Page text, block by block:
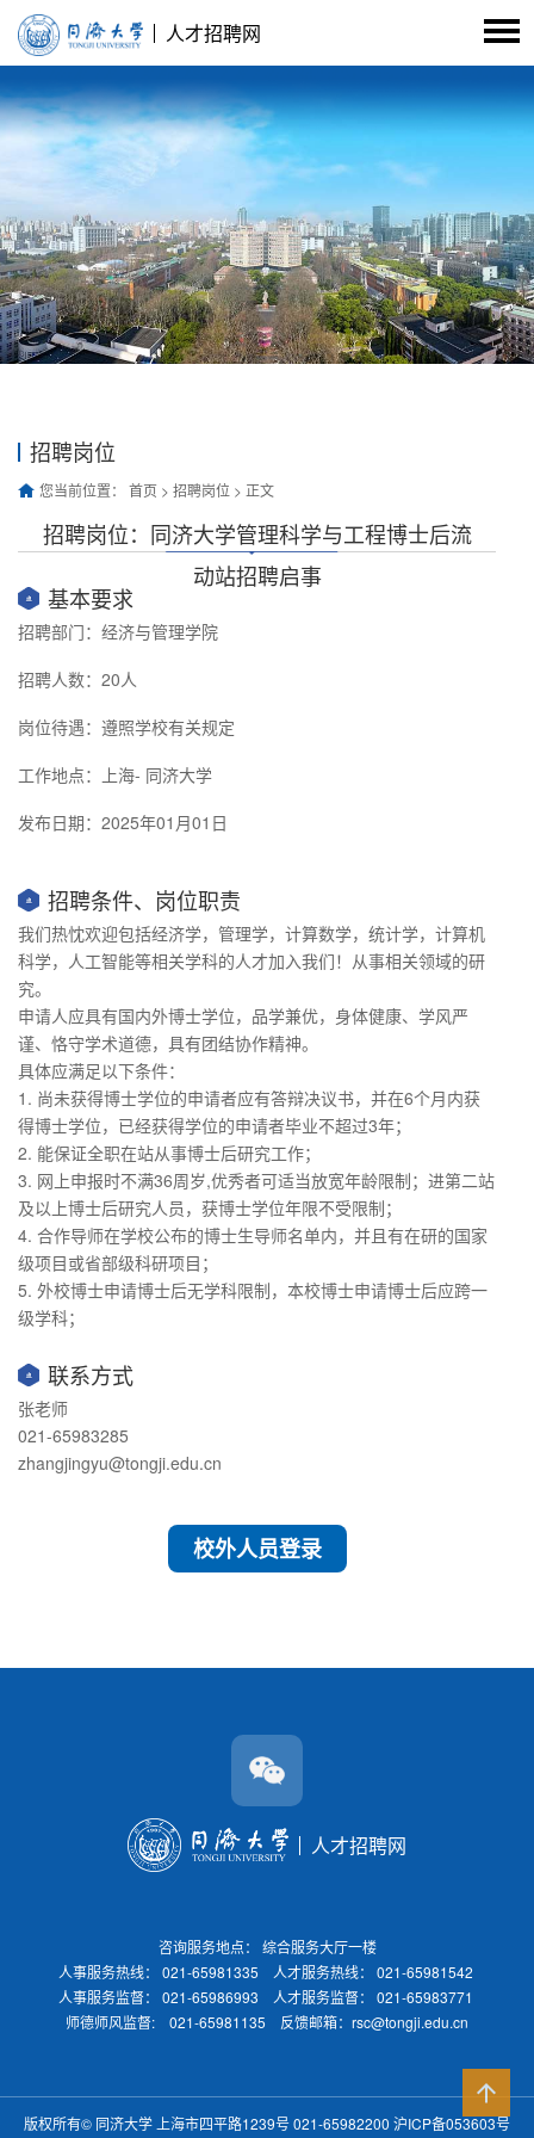
人才招聘网
招聘岗位
您当前位置： 首页 > 招聘岗位 > 正文
招聘岗位：同济大学管理科学与工程博士后流
动站招聘启事
基本要求
招聘部门：经济与管理学院
招聘人数：20人
岗位待遇：遵照学校有关规定
工作地点：上海- 同济大学
发布日期：2025年01月01日
招聘条件、岗位职责
我们热忱欢迎包括经济学，管理学，计算数学，统计学，计算机
科学，人工智能等相关学科的人才加入我们！从事相关领域的研
究。
申请人应具有国内外博士学位，品学兼优，身体健康、学风严
谨、恪守学术道德，具有团结协作精神。
具体应满足以下条件：
1. 尚未获得博士学位的申请者应有答辩决议书，并在6个月内获
得博士学位，已经获得学位的申请者毕业不超过3年；
2. 能保证全职在站从事博士后研究工作；
3. 网上申报时不满36周岁,优秀者可适当放宽年龄限制；进第二站
及以上博士后研究人员，获博士学位年限不受限制；
4. 合作导师在学校公布的博士生导师名单内，并且有在研的国家
级项目或省部级科研项目；
5. 外校博士申请博士后无学科限制，本校博士申请博士后应跨一
级学科；
联系方式
张老师
021-65983285
zhangjingyu@tongji.edu.cn
校外人员登录
人才招聘网
咨询服务地点： 综合服务大厅一楼
人事服务热线： 021-65981335 人才服务热线： 021-65981542
人事服务监督： 021-65986993 人才服务监督： 021-65983771
师德师风监督: 021-65981135 反馈邮箱：rsc@tongji.edu.cn
版权所有© 同济大学 上海市四平路1239号 021-65982200 沪ICP备053603号